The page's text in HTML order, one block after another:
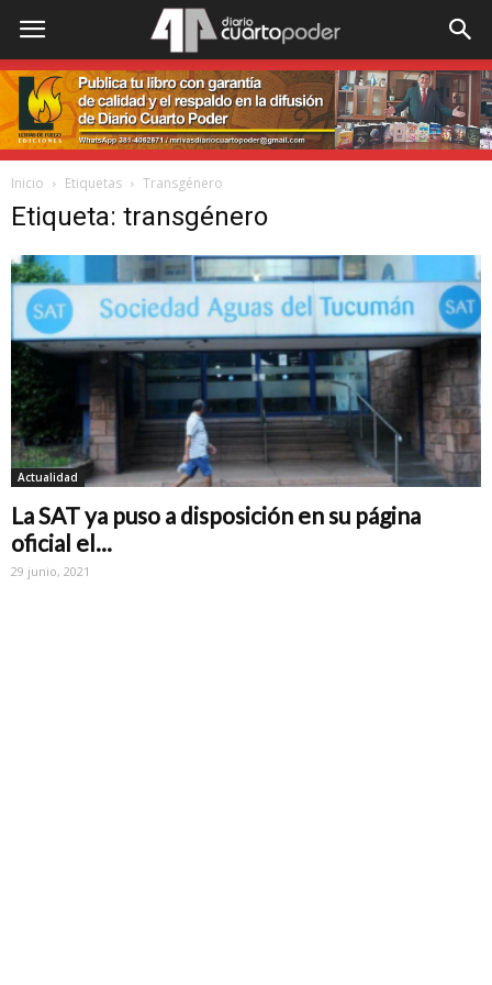
Inicio Etiquetas Transgénero
Etiqueta: transgénero
Actualidad
La SAT ya puso a disposición en su página
oficial el...
29 junio, 2021